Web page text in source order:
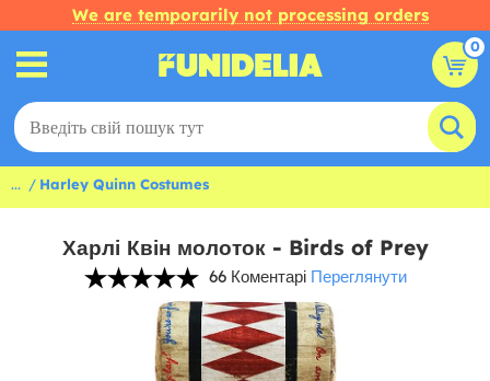
We are temporarily not processing orders
0
... Harley Quinn Costumes
Харлі Квін молоток - Birds of Prey
66 Коментарі Переглянути